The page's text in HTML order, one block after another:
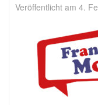
Veröffentlicht am 4.